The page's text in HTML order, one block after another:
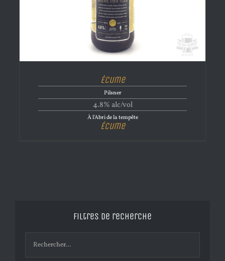
Écume
Pilsner
4.8% alc/vol
À l'Abri de la tempête
Écume
Filtres de recherche